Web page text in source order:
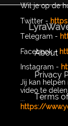
Wil je op de
Twitter -
Telegram -
Facebook -
Instagram -
Jij kan
video te
...
https://
About
Privacy
Terms